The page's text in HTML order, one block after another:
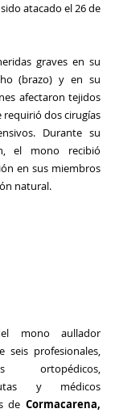
atacado el 26 de
graves en su
(brazo) y en su
afectaron tejidos
dos cirugías
Durante su
el mono recibió
en sus miembros
natural.
mono aullador
profesionales,
ortopédicos,
y médicos
de